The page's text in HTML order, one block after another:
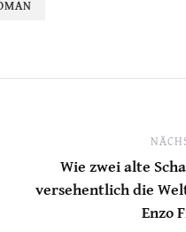
Wie zwei alte
versehentlich die
Enzo